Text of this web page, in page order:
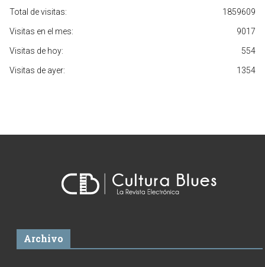
1859609
Total de visitas:
9017
Visitas en el mes:
554
Visitas de hoy:
1354
Visitas de ayer:
Archivo